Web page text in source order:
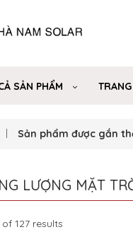
SẢN PHẨM
Sản phẩm được gắn
LƯỢNG MẶT
127 results